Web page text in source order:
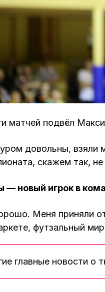
матчей подвёл
довольны, взяли
скажем так,
— новый игрок в
Меня приняли
футзальный
главные новости о